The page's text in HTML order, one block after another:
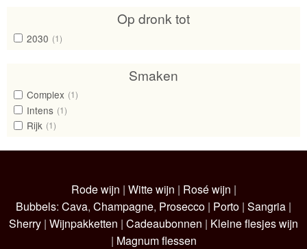
Op dronk tot
2030 (1)
Smaken
Complex (1)
Intens (1)
Rijk (1)
Rode wijn | Witte wijn | Rosé wijn |
Bubbels: Cava, Champagne, Prosecco | Porto | Sangria |
Sherry | Wijnpakketten | Cadeaubonnen | Kleine flesjes wijn
| Magnum flessen